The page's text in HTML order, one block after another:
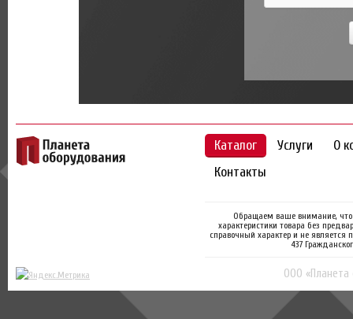
Каталог Услуги
О
Контакты
Обращаем ваше внимание, что
характеристики товара без
справочный характер и не
437
ООО